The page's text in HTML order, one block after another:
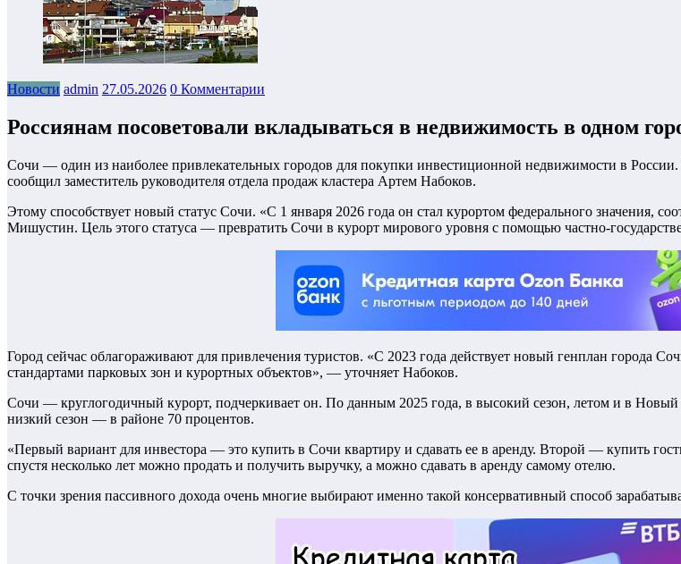
Новости admin 27.05.2026 0 Комментарии
Россиянам посоветовали вкладываться в недвижимость в одном
Сочи — один из наиболее привлекательных городов для покупки инвестиционной недвижимости в
сообщил заместитель руководителя отдела продаж кластера Артем Набоков.
Этому способствует новый статус Сочи. «С 1 января 2026 года он стал курортом федерального значения,
Мишустин. Цель этого статуса — превратить Сочи в курорт мирового уровня с помощью частно-
Город сейчас облагораживают для привлечения туристов. «С 2023 года действует новый генплан города
стандартами парковых зон и курортных объектов», — уточняет Набоков.
Сочи — круглогодичный курорт, подчеркивает он. По данным 2025 года, в высокий сезон, летом и в Новый
низкий сезон — в районе 70 процентов.
«Первый вариант для инвестора — это купить в Сочи квартиру и сдавать ее в аренду. Второй — купить
спустя несколько лет можно продать и получить выручку, а можно сдавать в аренду самому отелю.
С точки зрения пассивного дохода очень многие выбирают именно такой консервативный способ